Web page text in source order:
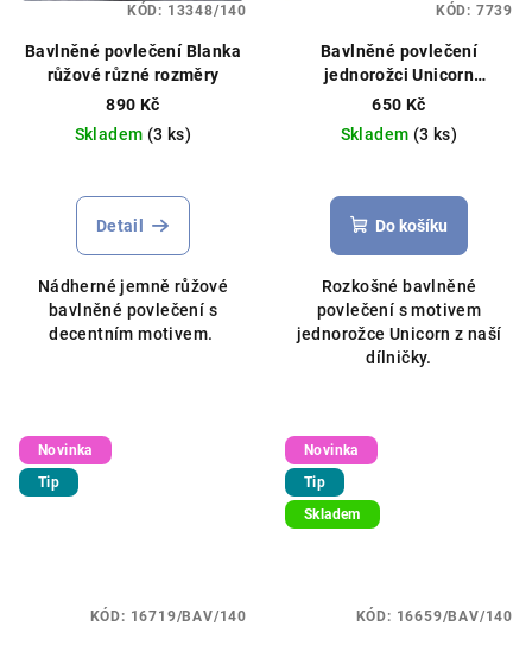
Bavlněné povlečení Blanka
růžové různé rozměry
890 Kč
Skladem (3 ks)
Detail
Nádherné jemně růžové
bavlněné povlečení s
decentním motivem.
KÓD: 13348/140
Bavlněné povlečení
jednorožci Unicorn
140x200cm / 70x80cm
650 Kč
Skladem (3 ks)
Do košíku
Rozkošné bavlněné
povlečení s motivem
jednorožce Unicorn z naší
dílničky.
KÓD: 7739
Novinka
Tip
KÓD: 16719/BAV/140
Novinka
Tip
Skladem
KÓD: 16659/BAV/140